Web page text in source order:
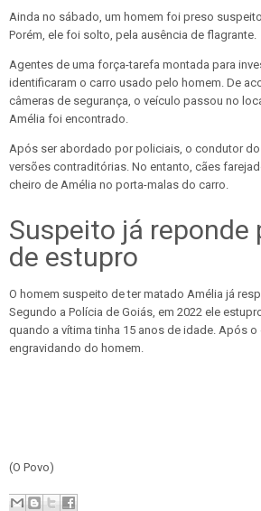
Ainda no sábado, um homem foi preso
Porém, ele foi solto, pela ausência de flagrante.
Agentes de uma força-tarefa montada para
identificaram o carro usado pelo homem. De
câmeras de segurança, o veículo passou no
Amélia foi encontrado.
Após ser abordado por policiais, o condutor
versões contraditórias. No entanto, cães
cheiro de Amélia no porta-malas do carro.
Suspeito já reponde
de estupro
O homem suspeito de ter matado Amélia já
Segundo a Polícia de Goiás, em 2022 ele
quando a vítima tinha 15 anos de idade. Após
engravidando do homem.
(O Povo)